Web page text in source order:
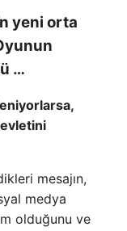
yeni orta
…
mesajın,
medya
olduğunu ve